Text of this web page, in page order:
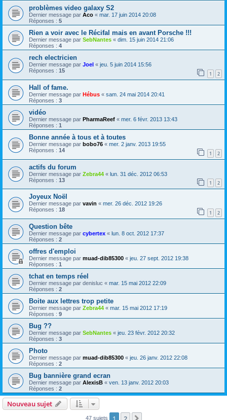
problèmes video galaxy S2
Dernier message par Aco « mar. 17 juin 2014 20:08
Réponses : 5
Rien a voir avec le Récifal mais en avant Porsche !!!
Dernier message par SebNantes « dim. 15 juin 2014 21:06
Réponses : 4
rech electricien
Dernier message par Joel « jeu. 5 juin 2014 15:56
Réponses : 15 1 2
Hall of fame.
Dernier message par Hébus « sam. 24 mai 2014 20:41
Réponses : 3
vidéo
Dernier message par PharmaReef « mer. 6 févr. 2013 13:43
Réponses : 1
Bonne année à tous et à toutes
Dernier message par bobo76 « mer. 2 janv. 2013 19:55
Réponses : 14 1 2
actifs du forum
Dernier message par Zebra44 « lun. 31 déc. 2012 06:53
Réponses : 13 1 2
Joyeux Noël
Dernier message par vavin « mer. 26 déc. 2012 19:26
Réponses : 18 1 2
Question bête
Dernier message par cybertex « lun. 8 oct. 2012 17:37
Réponses : 2
offres d'emploi
Dernier message par muad-dib85300 « jeu. 27 sept. 2012 19:38
Réponses : 1
tchat en temps réel
Dernier message par denisluc « mar. 15 mai 2012 22:09
Réponses : 2
Boite aux lettres trop petite
Dernier message par Zebra44 « mar. 15 mai 2012 17:19
Réponses : 9
Bug ??
Dernier message par SebNantes « jeu. 23 févr. 2012 20:32
Réponses : 3
Photo
Dernier message par muad-dib85300 « jeu. 26 janv. 2012 22:08
Réponses : 2
Bug bannière grand ecran
Dernier message par AlexisB « ven. 13 janv. 2012 20:03
Réponses : 2
Nouveau sujet
47 sujets